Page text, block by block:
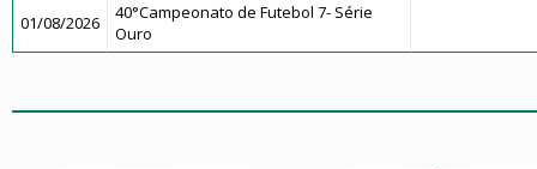
01/08/2026
40°Campeonato de Futebol 7- Série
Ouro